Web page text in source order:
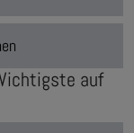
auf